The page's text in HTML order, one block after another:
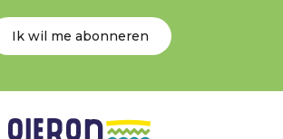
Ik wil me abonneren